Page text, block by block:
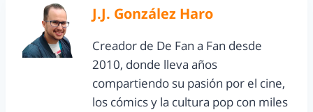
J.J. González Haro
Creador de De Fan a Fan desde
2010, donde lleva años
compartiendo su pasión por el cine,
los cómics y la cultura pop con miles